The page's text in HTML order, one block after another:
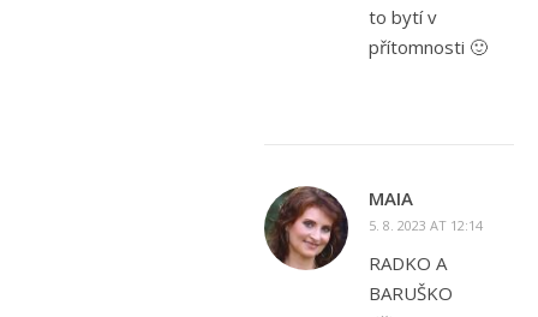
to bytí v
přítomnosti 🙂
MAIA
5. 8. 2023 AT 12:14
RADKO A
BARUŠKO